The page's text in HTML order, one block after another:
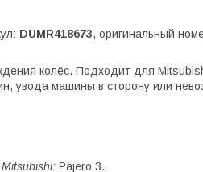
DUMR418673, оригинальный
колёс. Подходит для
увода машины в сторону или
Pajero 3.